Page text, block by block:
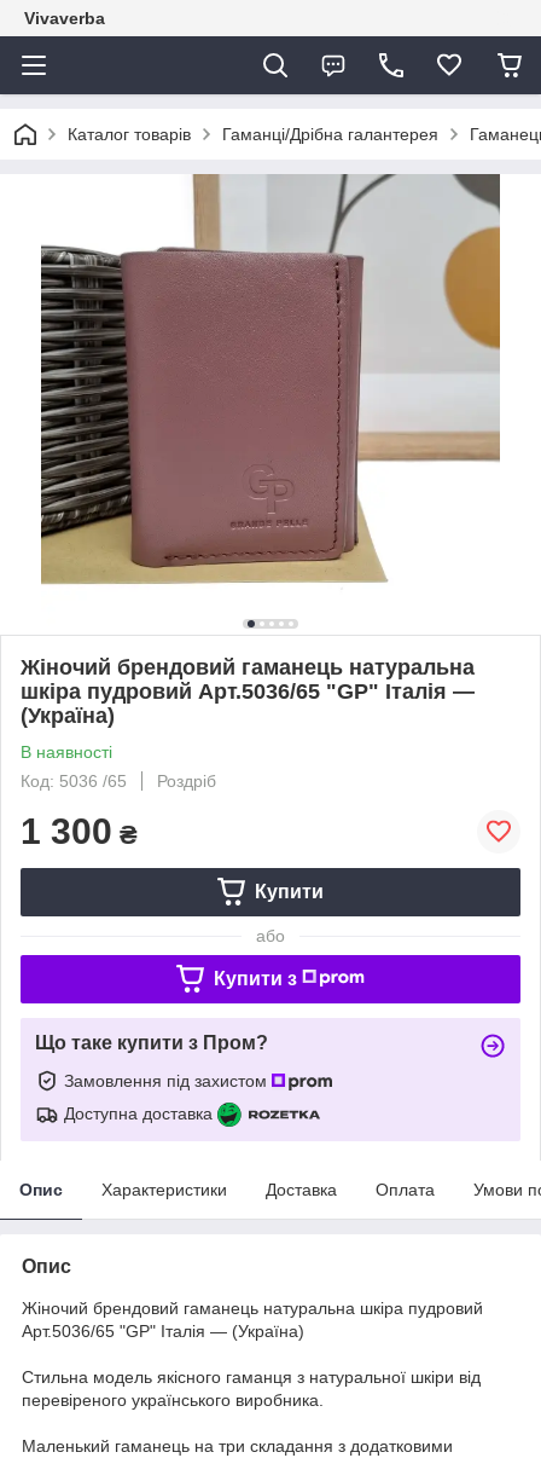
Vivaverba
Каталог товарів Гаманці/Дрібна галантерея
Жіночий брендовий гаманець натуральна
шкіра пудровий Арт.5036/65 "GP" Італія —
(Україна)
В наявності
Код: 5036 /65
Роздріб
1 300 ₴
Купити
або
Купити з
Що таке купити з Пром?
Замовлення під захистом
Доступна доставка
Опис Характеристики Доставка Оплата Умови
Опис
Жіночий брендовий гаманець натуральна шкіра пудровий
Арт.5036/65 "GP" Італія — (Україна)
Стильна модель якісного гаманця з натуральної шкіри від
перевіреного українського виробника.
Маленький гаманець на три складання з додатковими